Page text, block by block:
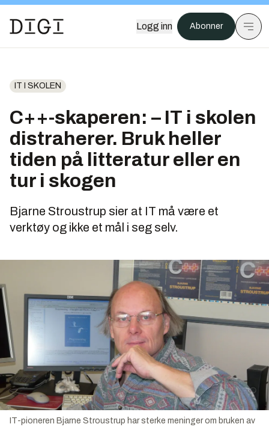
Logg inn Abonner
IT I SKOLEN
C++-skaperen: – IT i skolen
distraherer. Bruk heller
tiden på litteratur eller en
tur i skogen
Bjarne Stroustrup sier at IT må være et
verktøy og ikke et mål i seg selv.
IT-pioneren Bjarne Stroustrup har sterke meninger om bruken av